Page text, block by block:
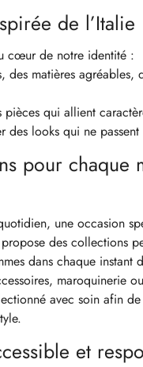
de l’Italie
cœur de notre identité :
des matières agréables,
pièces qui allient
des looks qui ne
pour chaque
une occasion
des collections
dans chaque instant
maroquinerie
avec soin afin
et